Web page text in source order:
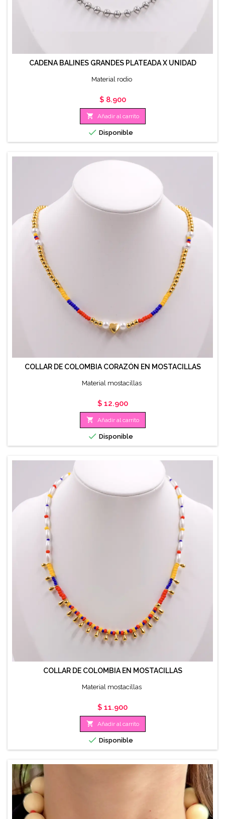
CADENA BALINES GRANDES PLATEADA X UNIDAD
Material rodio
Precio
$ 8.900
 Añadir al carrito
 Disponible
COLLAR DE COLOMBIA CORAZÓN EN MOSTACILLAS
Material mostacillas
Precio
$ 12.900
 Añadir al carrito
 Disponible
COLLAR DE COLOMBIA EN MOSTACILLAS
Material mostacillas
Precio
$ 11.900
 Añadir al carrito
 Disponible